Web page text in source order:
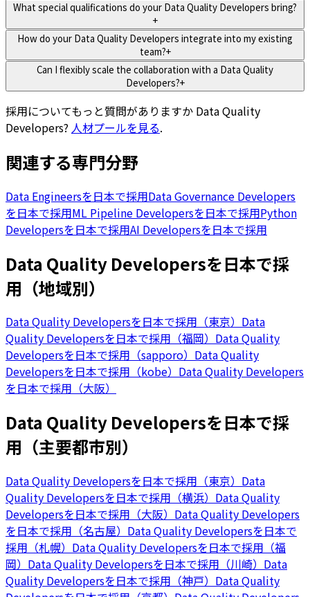
What special qualifications do your Data Quality Developers bring?
+
How do your Data Quality Developers integrate into my existing
team?+
Can I flexibly scale the collaboration with a Data Quality
Developers?+
採用についてもっと質問がありますか Data Quality
Developers? 人材プールを見る.
関連する専門分野
Data Engineersを日本で採用Data Governance Developers
を日本で採用ML Pipeline Developersを日本で採用Python
Developersを日本で採用AI Developersを日本で採用
Data Quality Developersを日本で採
用（地域別）
Data Quality Developersを日本で採用（東京） Data
Quality Developersを日本で採用（福岡） Data Quality
Developersを日本で採用（sapporo） Data Quality
Developersを日本で採用（kobe） Data Quality Developers
を日本で採用（大阪）
Data Quality Developersを日本で採
用（主要都市別）
Data Quality Developersを日本で採用（東京） Data
Quality Developersを日本で採用（横浜） Data Quality
Developersを日本で採用（大阪） Data Quality Developers
を日本で採用（名古屋） Data Quality Developersを日本で
採用（札幌） Data Quality Developersを日本で採用（福
岡） Data Quality Developersを日本で採用（川崎） Data
Quality Developersを日本で採用（神戸） Data Quality